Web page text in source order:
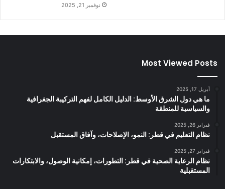
نوفمبر 21, 2025
Most Viewed Posts
أبريل 17, 2025
ما هي دول الشرق الأوسط: الدليل الكامل لفهم التركيبة الجغرافية
والسياسية للمنطقة
فبراير 26, 2025
نظام التعليم في قطر: النمو، الإصلاحات، وآفاق المستقبل
فبراير 27, 2025
نظام الرعاية الصحية في قطر: التطورات، إمكانية الوصول، والابتكارات
المستقبلية